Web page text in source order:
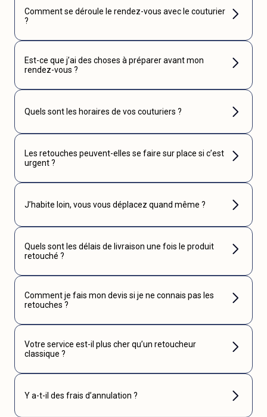
Comment se déroule le rendez-vous avec le couturier
?
Est-ce que j’ai des choses à préparer avant mon
rendez-vous ?
Quels sont les horaires de vos couturiers ?
Les retouches peuvent-elles se faire sur place si c’est
urgent ?
J’habite loin, vous vous déplacez quand même ?
Quels sont les délais de livraison une fois le produit
retouché ?
Comment je fais mon devis si je ne connais pas les
retouches ?
Votre service est-il plus cher qu’un retoucheur
classique ?
Y a-t-il des frais d’annulation ?